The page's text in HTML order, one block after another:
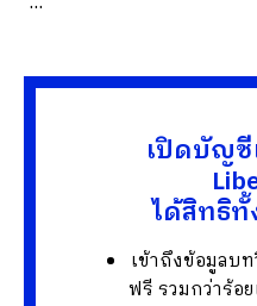
เปิดบัญ
ได้สิทธิ
เข้าถึงข้อมูลบ
ฟรี รวมกว่าร้อ